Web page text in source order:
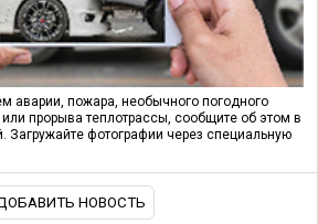
аварии, пожара, необычного погодного
прорыва теплотрассы, сообщите об этом в
Загружайте фотографии через специальную
НОВОСТЬ